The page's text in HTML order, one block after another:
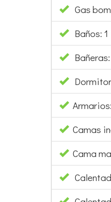
Gas
Baños: 1
Bañeras:
Camas
Cama